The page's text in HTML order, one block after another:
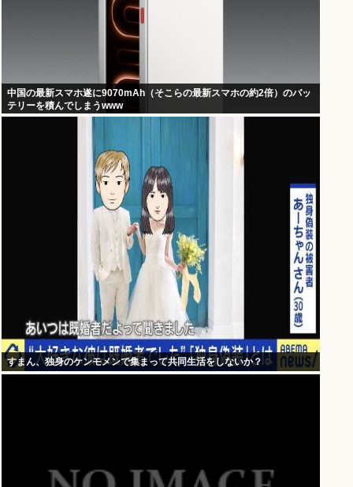
中国の最新スマホ遂に9070mAh（そこらの最新スマホの約2倍）のバッ
テリーを積んでしまうwww
すまん、独身のケンモメンで集まって共同生活をしないか？